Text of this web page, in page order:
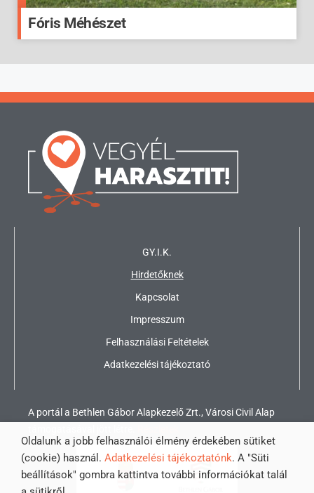
Fóris Méhészet
GY.I.K.
Hirdetőknek
Kapcsolat
Impresszum
Felhasználási Feltételek
Adatkezelési tájékoztató
A portál a Bethlen Gábor Alapkezelő Zrt., Városi Civil Alap
Oldalunk a jobb felhasználói élmény érdekében sütiket
(cookie) használ. Adatkezelési tájékoztatónk. A "Süti
beállítások" gombra kattintva további információkat talál